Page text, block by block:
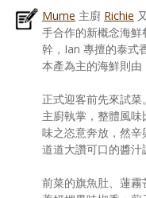
Mume 主廚 Richie
手合作的新概念海
幹，Ian 專擅的泰式
本產為主的海鮮則由
正式迎客前先來試
主廚執掌，整體風
味之恣意奔放，然
道道大讚可口的醬汁
前菜的旗魚肚、蓮